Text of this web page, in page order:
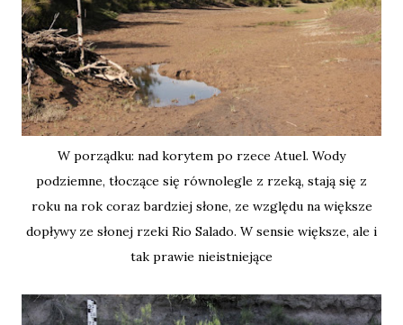
W porządku: nad korytem po rzece Atuel. Wody
podziemne, tłoczące się równolegle z rzeką, stają się z
roku na rok coraz bardziej słone, ze względu na większe
dopływy ze słonej rzeki Rio Salado. W sensie większe, ale i
tak prawie nieistniejące